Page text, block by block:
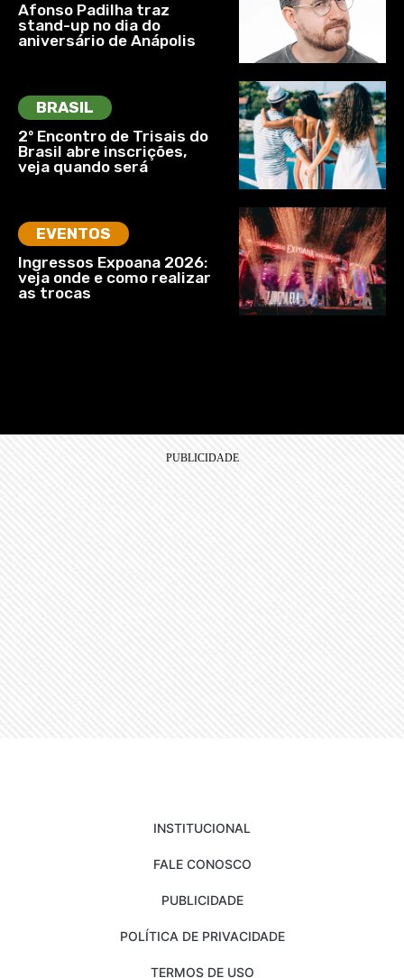
Afonso Padilha traz
stand-up no dia do
aniversário de Anápolis
BRASIL
2º Encontro de Trisais do
Brasil abre inscrições,
veja quando será
EVENTOS
Ingressos Expoana 2026:
veja onde e como realizar
as trocas
INSTITUCIONAL
FALE CONOSCO
PUBLICIDADE
POLÍTICA DE PRIVACIDADE
TERMOS DE USO